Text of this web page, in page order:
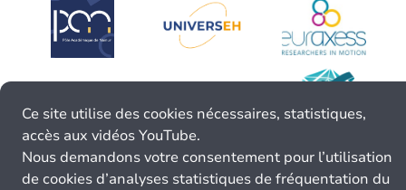
Ce site utilise des cookies nécessaires, statistiques,
accès aux vidéos YouTube.
Nous demandons votre consentement pour l’utilisation
de cookies d’analyses statistiques de fréquentation du